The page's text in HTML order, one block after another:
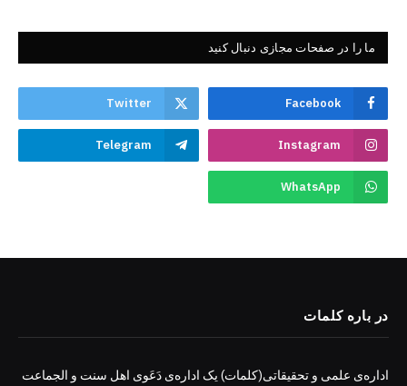
ما را در صفحات مجازی دنبال کنید
Facebook
Twitter
Instagram
Telegram
WhatsApp
در باره کلمات
اداره‌ی علمی و تحقیقاتی(کلمات) یک اداره‌ی دَعَوی اهل سنت و الجماعت